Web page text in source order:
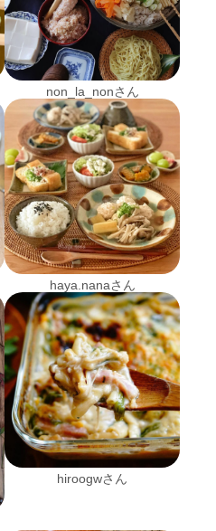
non_la_nonさん
haya.nanaさん
hiroogwさん